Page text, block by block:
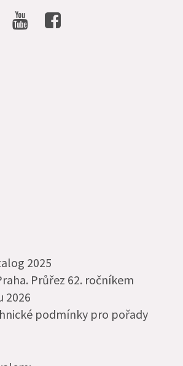
2025
Průřez 62. ročníkem
2026
podmínky pro pořady